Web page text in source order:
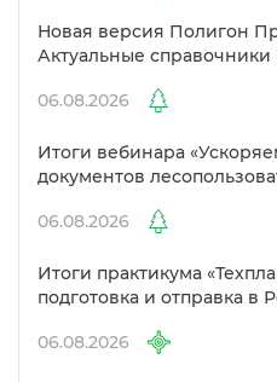
Новая версия Полигон
Актуальные справочники
06.08.2026
Итоги вебинара
документов
06.08.2026
Итоги практикума
подготовка и отправка в
06.08.2026